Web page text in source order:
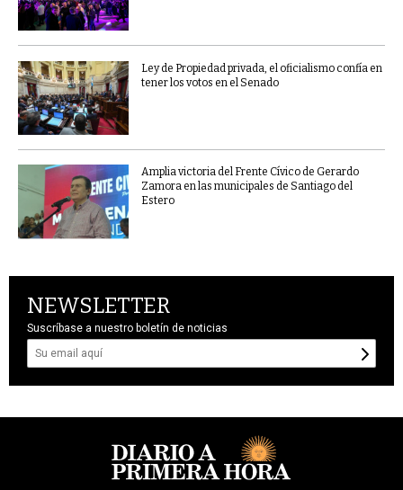
Ley de Propiedad privada, el oficialismo confía en
tener los votos en el Senado
Amplia victoria del Frente Cívico de Gerardo
Zamora en las municipales de Santiago del
Estero
NEWSLETTER
Suscríbase a nuestro boletín de noticias